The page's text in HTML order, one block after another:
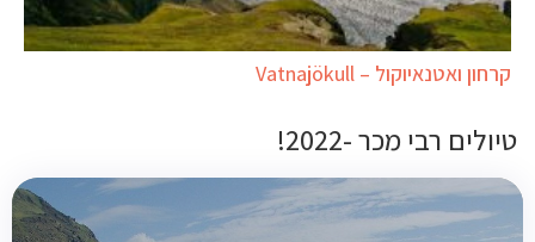
קרחון ואטנאיוקול – Vatnajökull
טיולים רבי מכר -2022!